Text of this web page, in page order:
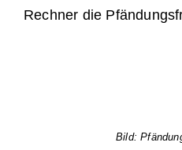
Rechner die
Bild: